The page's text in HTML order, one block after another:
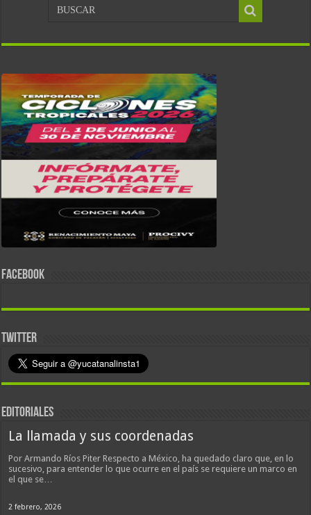
FACEBOOK
TWITTER
EDITORIALES
La llamada y sus coordenadas
Por Armando Ríos Piter Respecto a México, ha quedado claro que, en lo
sucesivo, para entender lo que ocurre en el país se requiere un marco en
el que se…
2 febrero, 2026